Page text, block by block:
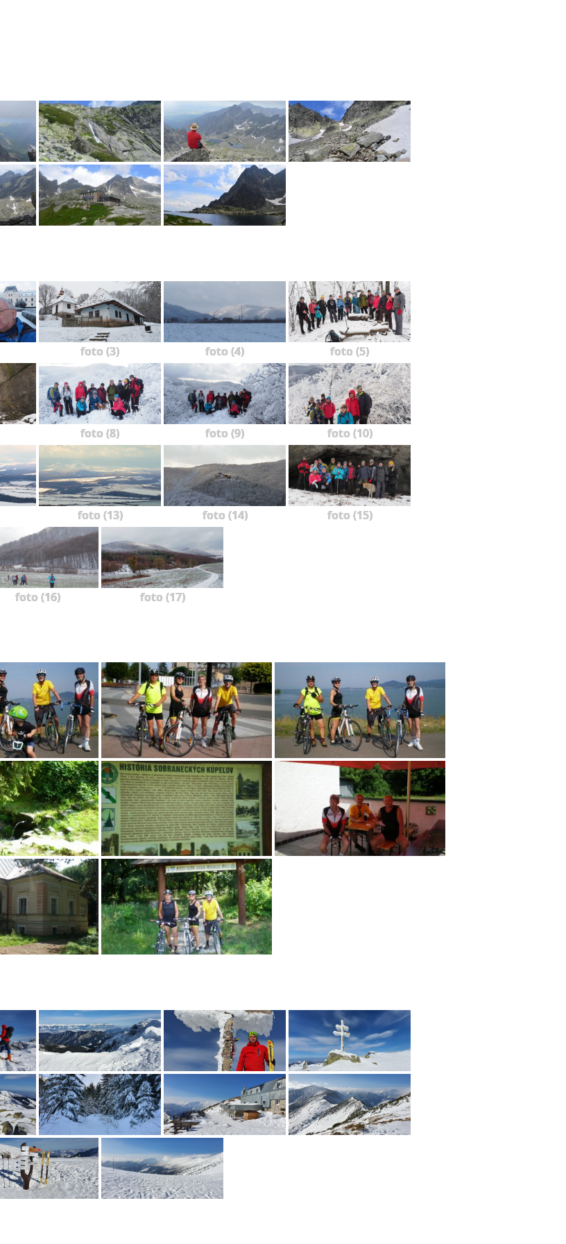
foto (3) foto (4) foto (5)
foto (8) foto (9) foto (10)
foto (13) foto (14) foto (15)
foto (16) foto (17)